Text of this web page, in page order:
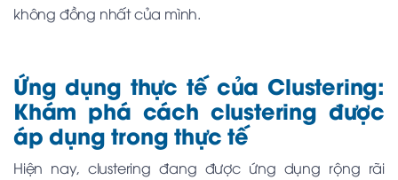
không đồng nhất của mình.
Ứng dụng thực tế của Clustering:
Khám phá cách clustering được
áp dụng trong thực tế
Hiện nay, clustering đang được ứng dụng rộng rãi